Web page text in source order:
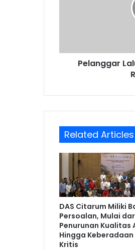
Pelanggar
Related Articles
DAS Citarum Miliki
Persoalan, Mulai
Penurunan Kualitas
Hingga Keberadaan
Kritis